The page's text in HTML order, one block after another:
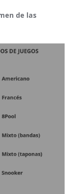
de las